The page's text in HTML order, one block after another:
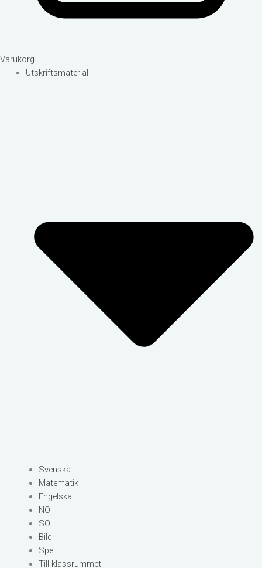
Varukorg
Utskriftsmaterial
Svenska
Matematik
Engelska
NO
SO
Bild
Spel
Till klassrummet